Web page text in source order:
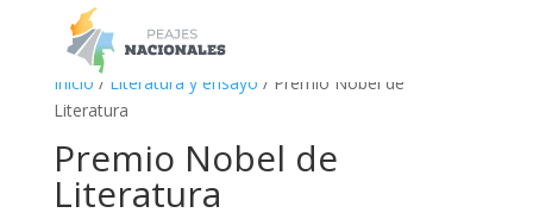
Inicio / Literatura y ensayo / Premio Nobel de
Literatura
Premio Nobel de
Literatura